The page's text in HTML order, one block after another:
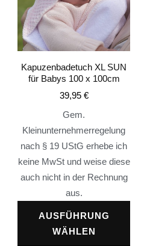
Kapuzenbadetuch XL SUN
für Babys 100 x 100cm
39,95 €
Gem.
Kleinunternehmerregelung
nach § 19 UStG erhebe ich
keine MwSt und weise diese
auch nicht in der Rechnung
aus.
AUSFÜHRUNG
WÄHLEN